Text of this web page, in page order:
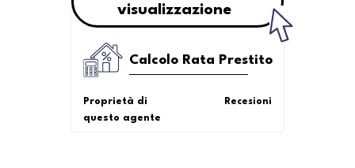
visualizzazione
Calcolo Rata Prestito
Proprietà di
questo agente
Recesioni